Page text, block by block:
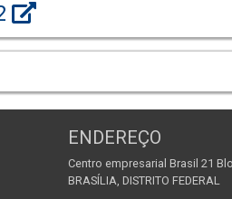
ENDEREÇO
Centro empresarial Brasil 21
BRASÍLIA, DISTRITO FEDERAL